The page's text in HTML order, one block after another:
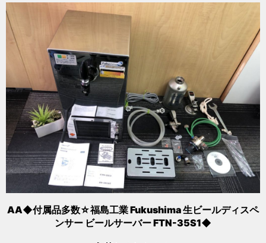
AA◆付属品多数☆福島工業 Fukushima 生ビールディスペ
ンサー ビールサーバー FTN-35S1◆